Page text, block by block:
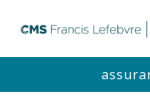
content